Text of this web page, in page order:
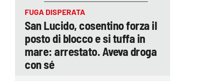
FUGA DISPERATA
San Lucido, cosentino forza il
posto di blocco e si tuffa in
mare: arrestato. Aveva droga
con sé